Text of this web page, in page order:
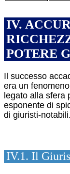
IV.
POTERE
Il successo
era un
legato alla sfera
esponente di
di giuristi-notabili.
IV.1. Il